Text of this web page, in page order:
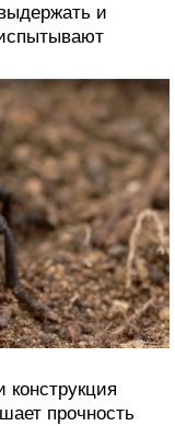
и
конструкция
прочность